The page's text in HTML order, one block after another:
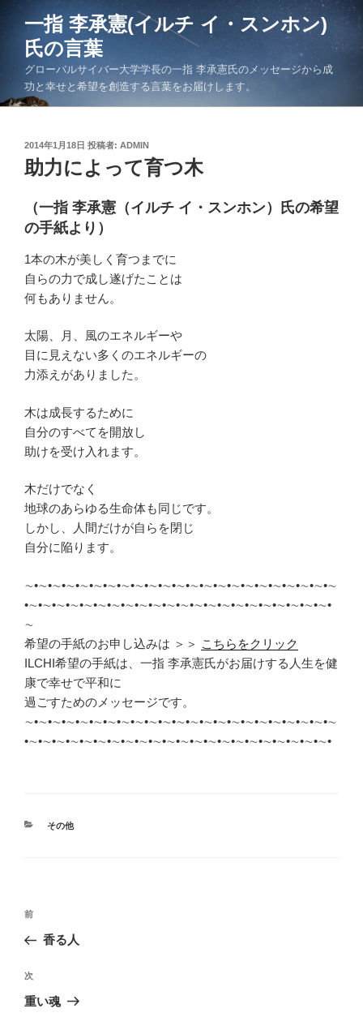
へ
一指 李承憲(イルチ イ・スンホン)
氏の言葉
グローバルサイバー大学学長の一指 李承憲氏のメッセージから成
功と幸せと希望を創造する言葉をお届けします。
投
稿
日:
2014年1月18日 投稿者: ADMIN
助力によって育つ木
（一指 李承憲（イルチ イ・スンホン）氏の希望
の手紙より）
1本の木が美しく育つまでに
自らの力で成し遂げたことは
何もありません。
太陽、月、風のエネルギーや
目に見えない多くのエネルギーの
力添えがありました。
木は成長するために
自分のすべてを開放し
助けを受け入れます。
木だけでなく
地球のあらゆる生命体も同じです。
しかし、人間だけが自らを閉じ
自分に陥ります。
∼•∼•∼•∼•∼•∼•∼•∼•∼•∼•∼•∼•∼•∼•∼•∼•∼•∼•∼•∼•∼•∼•∼
•∼•∼•∼•∼•∼•∼•∼•∼•∼•∼•∼•∼•∼•∼•∼•∼•∼•∼•∼•∼•∼•∼•
∼
希望の手紙のお申し込みは ＞＞ こちらをクリック
ILCHI希望の手紙は、一指 李承憲氏がお届けする人生を健
康で幸せで平和に
過ごすためのメッセージです。
∼•∼•∼•∼•∼•∼•∼•∼•∼•∼•∼•∼•∼•∼•∼•∼•∼•∼•∼•∼•∼•∼•∼
•∼•∼•∼•∼•∼•∼•∼•∼•∼•∼•∼•∼•∼•∼•∼•∼•∼•∼•∼•∼•∼•∼•
カ
その他
投
ナ
ビ
ゲ
前
の
稿
前
香る人
次
の
次
重い魂